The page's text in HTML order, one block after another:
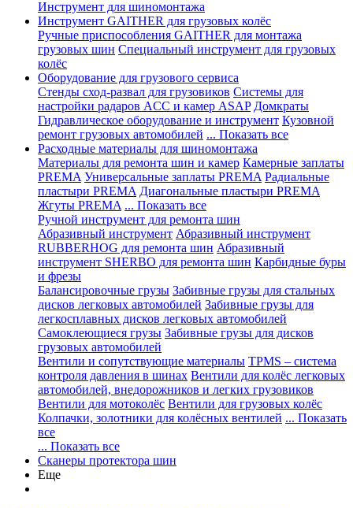
Инструмент для шиномонтажа
Инструмент GAITHER для грузовых колёс
Ручные приспособления GAITHER для монтажа
грузовых шин Специальный инструмент для грузовых
колёс
Оборудование для грузового сервиса
Стенды сход-развал для грузовиков Системы для
настройки радаров ACC и камер ASAP Домкраты
Гидравлическое оборудование и инструмент Кузовной
ремонт грузовых автомобилей ... Показать все
Расходные материалы для шиномонтажа
Материалы для ремонта шин и камер Камерные заплаты
PREMA Универсальные заплаты PREMA Радиальные
пластыри PREMA Диагональные пластыри PREMA
Жгуты PREMA ... Показать все
Ручной инструмент для ремонта шин
Абразивный инструмент Абразивный инструмент
RUBBERHOG для ремонта шин Абразивный
инструмент SHERBO для ремонта шин Карбидные буры
и фрезы
Балансировочные грузы Забивные грузы для стальных
дисков легковых автомобилей Забивные грузы для
легкосплавных дисков легковых автомобилей
Самоклеющиеся грузы Забивные грузы для дисков
грузовых автомобилей
Вентили и сопутствующие материалы TPMS – система
контроля давления в шинах Вентили для колёс легковых
автомобилей, внедорожников и легких грузовиков
Вентили для мотоколёс Вентили для грузовых колёс
Колпачки, золотники для колёсных вентилей ... Показать
все
... Показать все
Сканеры протектора шин
Еще